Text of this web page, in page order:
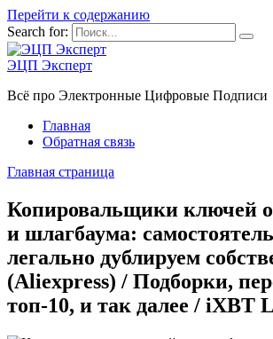
Перейти к содержанию
Search for:
ЭЦП Эксперт
Всё про Электронные Цифровые Подписи
Главная
Обратная связь
Главная страница
Копировальщики ключей
и шлагбаума:
легально дублируем
(Aliexpress) / Подборки,
топ-10, и так далее / iXBT